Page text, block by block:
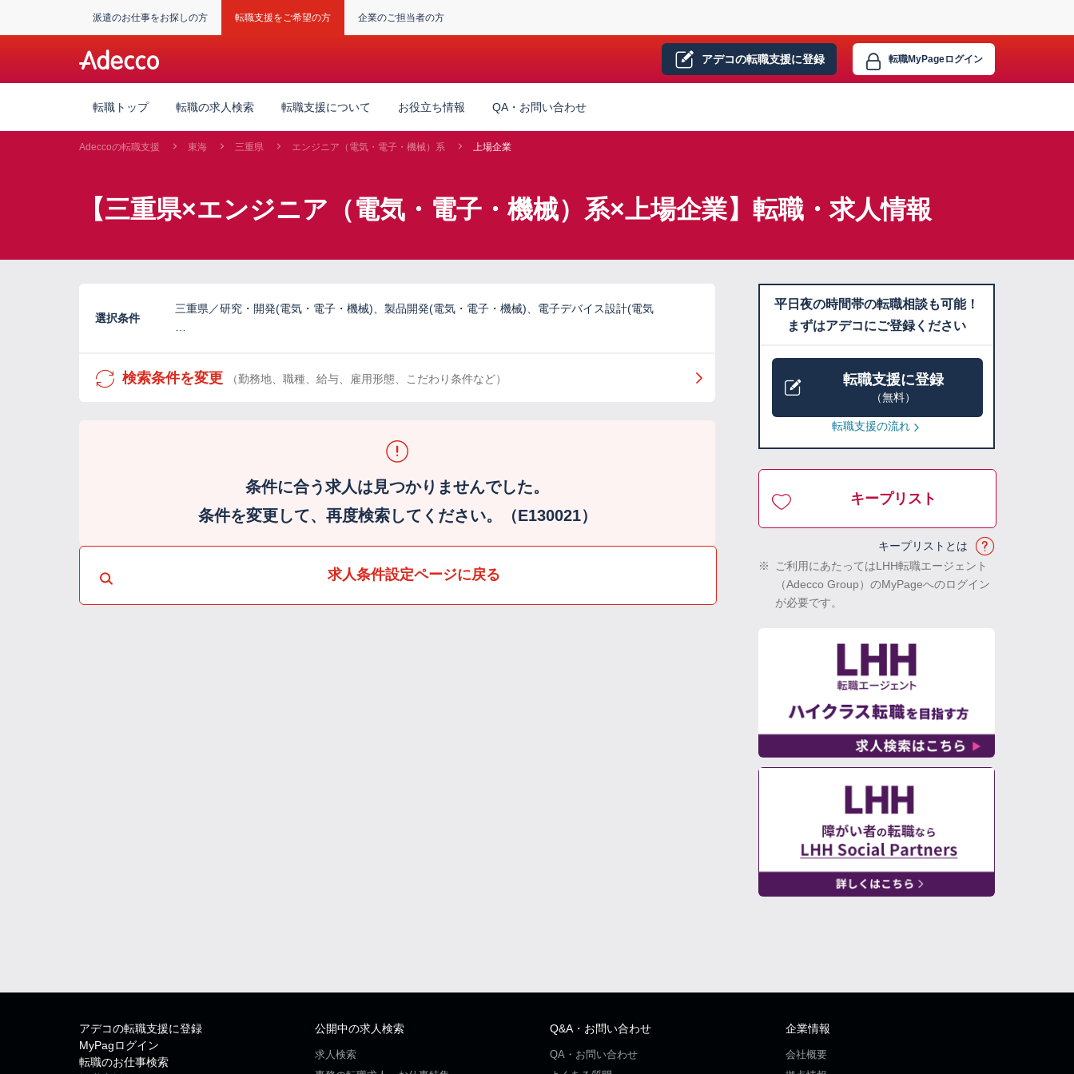
派遣のお仕事をお探しの方 転職支援をご希望の方 企業のご担当者の方
アデコの転職支援に登録 転職MyPageログイン
転職トップ 転職の求人検索 転職支援について お役立ち情報 QA・お問い合わせ
Adeccoの転職支援 東海 三重県 エンジニア（電気・電子・機械）系 上場企業
【三重県×エンジニア（電気・電子・機械）系×上場企業】転職・求人情報
選択条件
三重県／研究・開発(電気・電子・機械)、製品開発(電気・電子・機械)、電子デバイス設計(電気
検索条件を変更 （勤務地、職種、給与、雇用形態、こだわり条件など）
条件に合う求人は見つかりませんでした。
条件を変更して、再度検索してください。（E130021）
求人条件設定ページに戻る
平日夜の時間帯の転職相談も可能！
まずはアデコにご登録ください
転職支援に登録
（無料）
転職支援の流れ
キープリスト
キープリストとは
※
ご利用にあたってはLHH転職エージェント
（Adecco Group）のMyPageへのログイン
が必要です。
アデコの転職支援に登録
MyPagログイン
転職のお仕事検索
公開中の求人検索
求人検索
Q&A・お問い合わせ
QA・お問い合わせ
企業情報
会社概要